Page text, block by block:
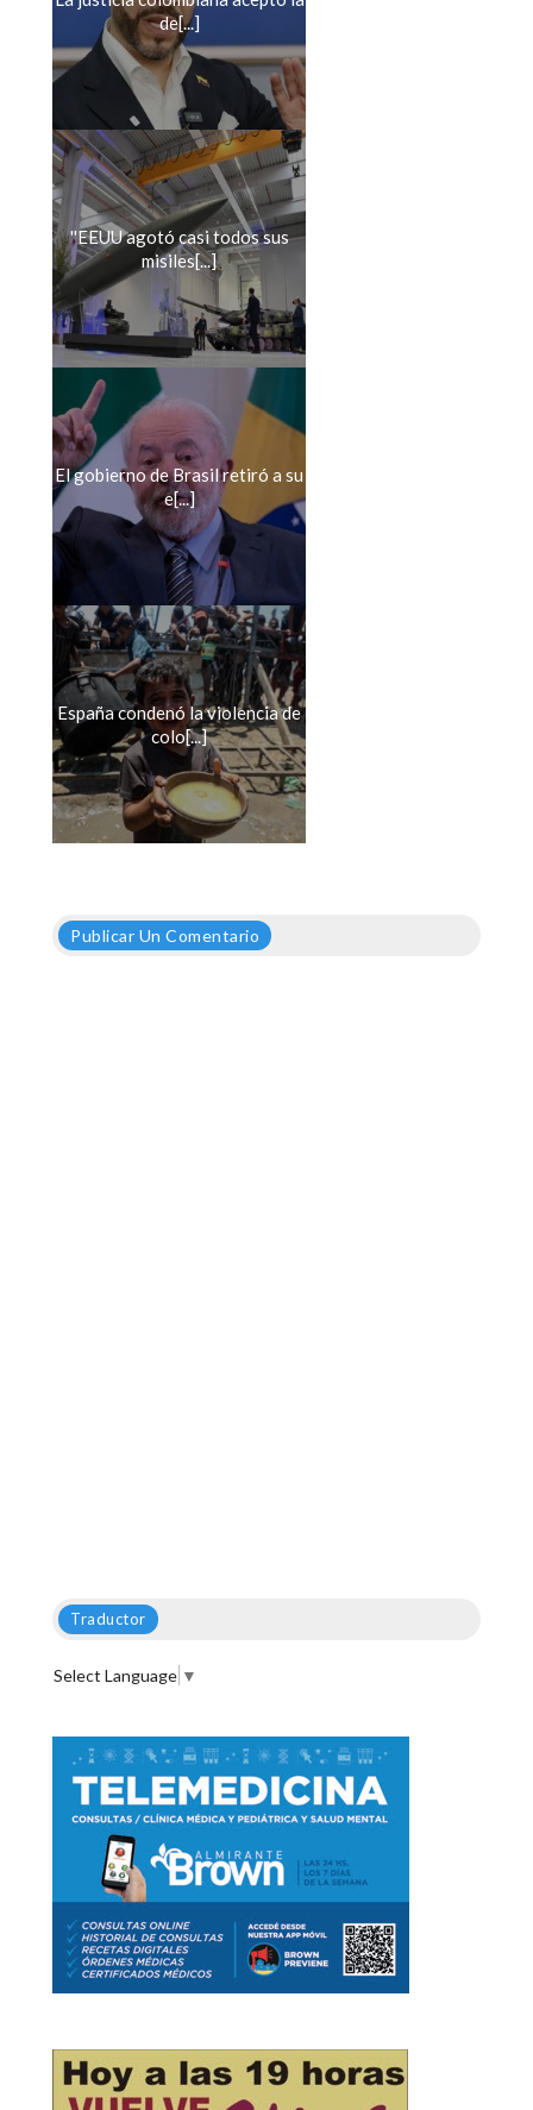
de[...]
''EEUU agotó casi todos sus
misiles[...]
El gobierno de Brasil retiró a su
e[...]
España condenó la violencia de
colo[...]
Publicar Un Comentario
Traductor
Select Language ▼